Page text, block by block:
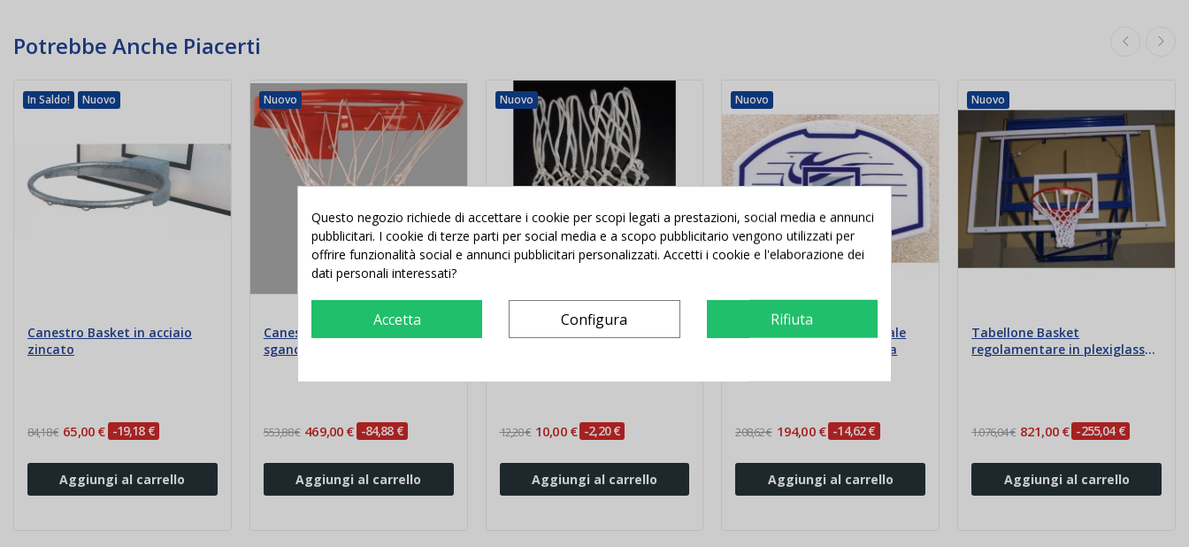
Potrebbe Anche Piacerti
In Saldo! Nuovo
Canestro Basket in acciaio
zincato
84,18 € 65,00 € -19,18 €
Aggiungi al carrello
Nuovo
Canestro Basket reclinabile
sganciabile omologato F.I.B.A.
553,88 € 469,00 € -84,88 €
Aggiungi al carrello
Nuovo
Retina Basket in nylon
12,20 € 10,00 € -2,20 €
Aggiungi al carrello
Nuovo
NBA con canestro e retina
208,62 € 194,00 € -14,62 €
Aggiungi al carrello
Nuovo
Tabellone Basket
regolamentare in plexiglass
1.076,04 € 821,00 € -255,04 €
Aggiungi al carrello
Questo negozio richiede di accettare i cookie per scopi legati a prestazioni, social media e annunci
pubblicitari. I cookie di terze parti per social media e a scopo pubblicitario vengono utilizzati per
offrire funzionalità social e annunci pubblicitari personalizzati. Accetti i cookie e l'elaborazione dei
dati personali interessati?
Accetta Configura Rifiuta